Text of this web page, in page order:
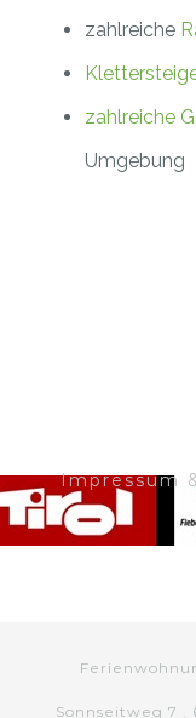
zahlreiche
zahlreiche
Umgebung
Impressum
Sonnseitweg 7 .